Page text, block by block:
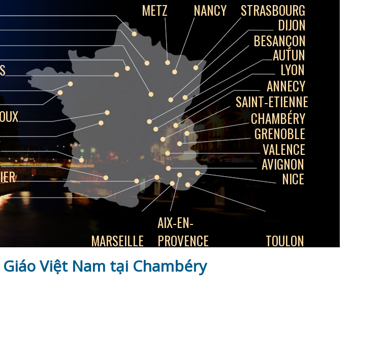
METZ NANCY STRASBOURG
DIJON
BESANÇON
AUTUN
LYON
ANNECY
SAINT-ETIENNE
CHAMBÉRY
GRENOBLE
VALENCE
AVIGNON
NICE
TOULON
AIX-EN-
PROVENCE
MARSEILLE
Việt Nam tại Chambéry